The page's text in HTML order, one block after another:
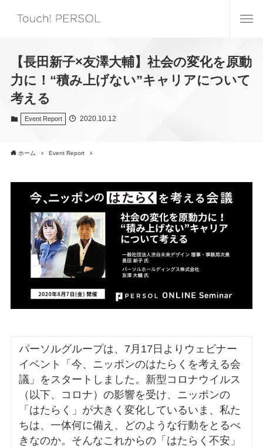
【長田新子×友澤大輔】社会の変化を原動
力に！“積み上げない”キャリアについて
考える
Event Report 2020.10.12
ホーム Event Report
パーソルグループは、7月17日よりウェビナー
イベント「今、ニッポンのはたらくを考える会
議」をスタートしました。新型コロナウイルス
（以下、コロナ）の影響を受け、ニッポンの
「はたらく」が大きく変化しているいま、私た
ちは、一体何に備え、どのような行動をとるべ
きなのか。そんなこれからの「はたらく不安」